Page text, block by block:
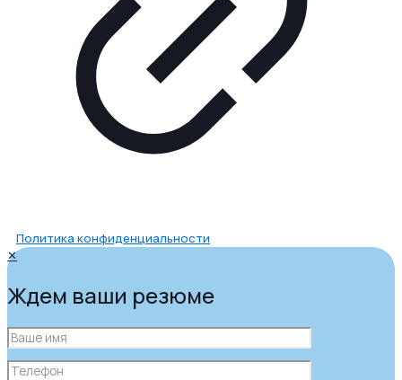
Политика конфиденциальности
✕
Ждем ваши резюме